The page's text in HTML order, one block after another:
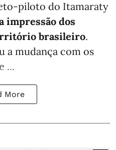
piloto do Itamaraty
impressão dos
brasileiro.
a mudança com os
...
More